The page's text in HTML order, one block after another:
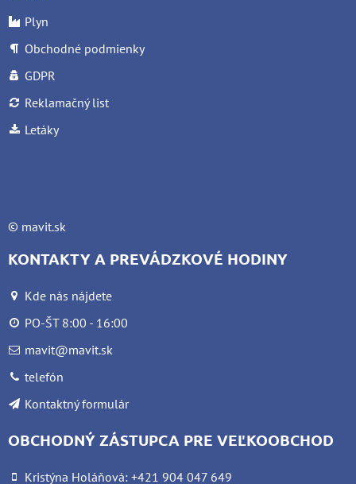
Plyn
Obchodné podmienky
GDPR
Reklamačný list
Letáky
© mavit.sk
KONTAKTY A PREVÁDZKOVÉ HODINY
Kde nás nájdete
PO-ŠT 8:00 - 16:00
mavit@mavit.sk
telefón
Kontaktný formulár
OBCHODNÝ ZÁSTUPCA PRE VEĽKOOBCHOD
Kristýna Holáňová: +421 904 047 649